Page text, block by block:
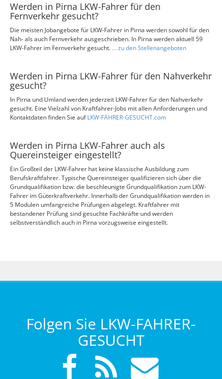
Werden in Pirna LKW-Fahrer für den
Fernverkehr gesucht?
Die meisten Jobangebote für LKW-Fahrer in Pirna werden sowohl für den
Nah- als auch Fernverkehr ausgeschrieben. In Pirna werden aktuell 59
LKW-Fahrer im Fernverkehr gesucht. ... zu den Stellenangeboten
Werden in Pirna LKW-Fahrer für den Nahverkehr
gesucht?
In Pirna und Umland werden jederzeit LKW-Fahrer für den Nahverkehr
gesucht. Eine Vielzahl von Kraftfahrer-Jobs mit allen Anforderungen und
Kontaktdaten finden Sie aufLKW-FAHRER-GESUCHT.com
Werden in Pirna LKW-Fahrer auch als
Quereinsteiger eingestellt?
Ein Großteil der LKW-Fahrer hat keine klassische Ausbildung zum
Berufskraftfahrer. Typische Quereinsteiger qualifizieren sich über die
Grundqualifikation bzw. die beschleunigte Grundqualifikation zum LKW-
Fahrer im Güterkraftverkehr. Innerhalb der Grundqualifikation werden in
5 Modulen umfangreiche Prüfungen abgelegt. Kraftfahrer mit
bestandener Prüfung sind gesuchte Fachkräfte und werden
selbstverständlich auch in Pirna vorzugsweise eingestellt.
Folgen Sie LKW-FAHRER-
GESUCHT